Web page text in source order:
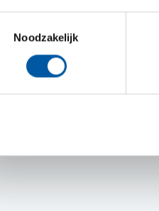
Noodzakelijk
heeft jarenlang gewerkt
en reeds 20 jaar
meer dan 10 jaar hands-
tot projecten in de